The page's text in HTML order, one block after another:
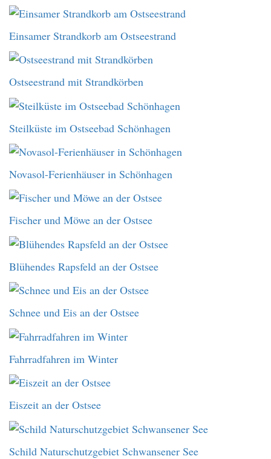
Einsamer Strandkorb am Ostseestrand
Ostseestrand mit Strandkörben
Steilküste im Ostseebad Schönhagen
Novasol-Ferienhäuser in Schönhagen
Fischer und Möwe an der Ostsee
Blühendes Rapsfeld an der Ostsee
Schnee und Eis an der Ostsee
Fahrradfahren im Winter
Eiszeit an der Ostsee
Schild Naturschutzgebiet Schwansener See